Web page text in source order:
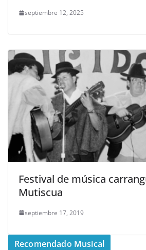
septiembre 12, 2025
Festival de música
Mutiscua
septiembre 17, 2019
Recomendado Musical